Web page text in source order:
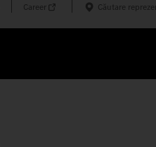
Career Căutare